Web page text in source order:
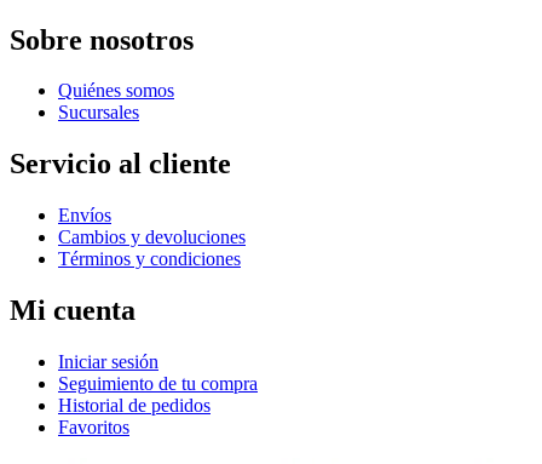
Sobre nosotros
Quiénes somos
Sucursales
Servicio al cliente
Envíos
Cambios y devoluciones
Términos y condiciones
Mi cuenta
Iniciar sesión
Seguimiento de tu compra
Historial de pedidos
Favoritos